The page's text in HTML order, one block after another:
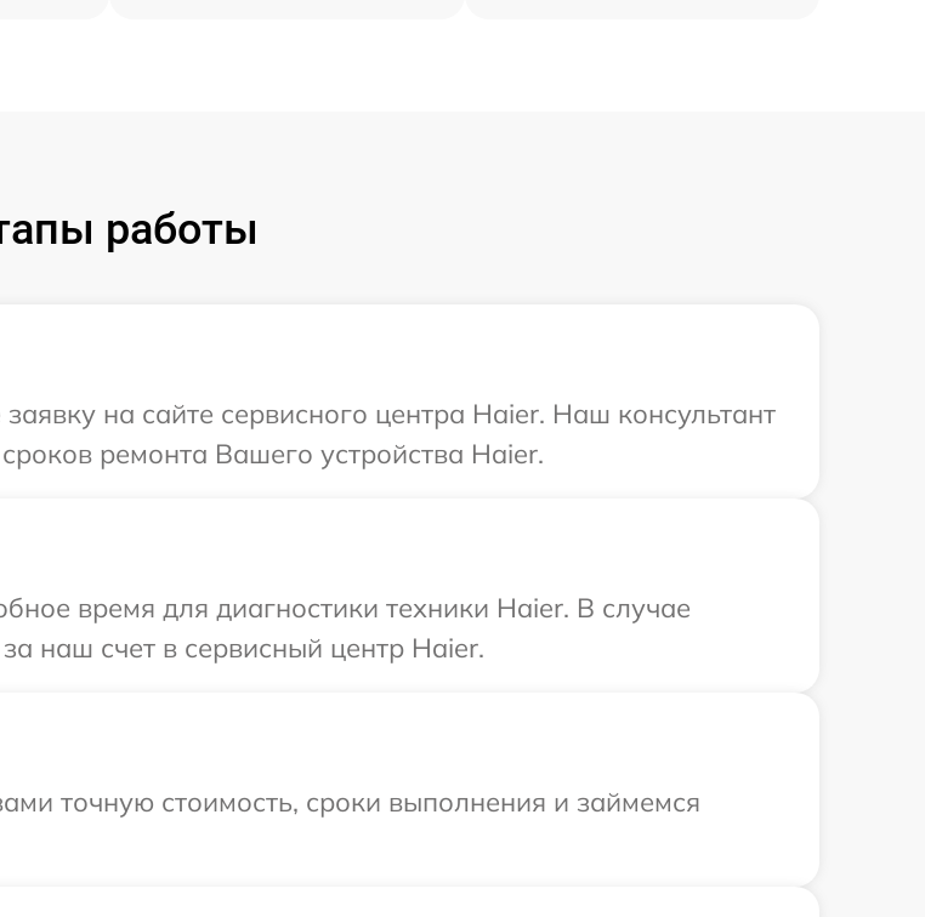
работы
на сайте сервисного центра Haier. Наш консультант
ремонта Вашего устройства Haier.
время для диагностики техники Haier. В случае
наш счет в сервисный центр Haier.
точную стоимость, сроки выполнения и займемся